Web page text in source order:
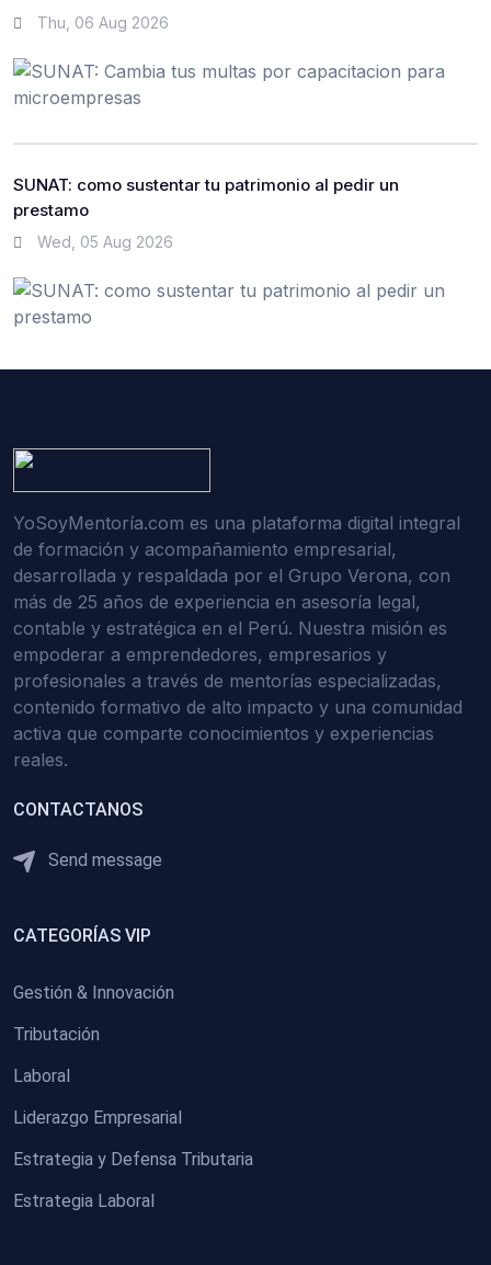
Thu, 06 Aug 2026
SUNAT: como sustentar tu patrimonio al pedir un
prestamo
Wed, 05 Aug 2026
YoSoyMentoría.com es una plataforma digital integral
de formación y acompañamiento empresarial,
desarrollada y respaldada por el Grupo Verona, con
más de 25 años de experiencia en asesoría legal,
contable y estratégica en el Perú. Nuestra misión es
empoderar a emprendedores, empresarios y
profesionales a través de mentorías especializadas,
contenido formativo de alto impacto y una comunidad
activa que comparte conocimientos y experiencias
reales.
CONTACTANOS
Send message
CATEGORÍAS VIP
Gestión & Innovación
Tributación
Laboral
Liderazgo Empresarial
Estrategia y Defensa Tributaria
Estrategia Laboral